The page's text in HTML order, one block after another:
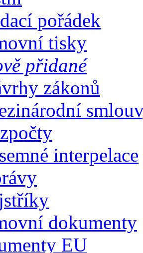
pořádek
tisky
přidané
zákonů
interpelace
dokumenty
EU